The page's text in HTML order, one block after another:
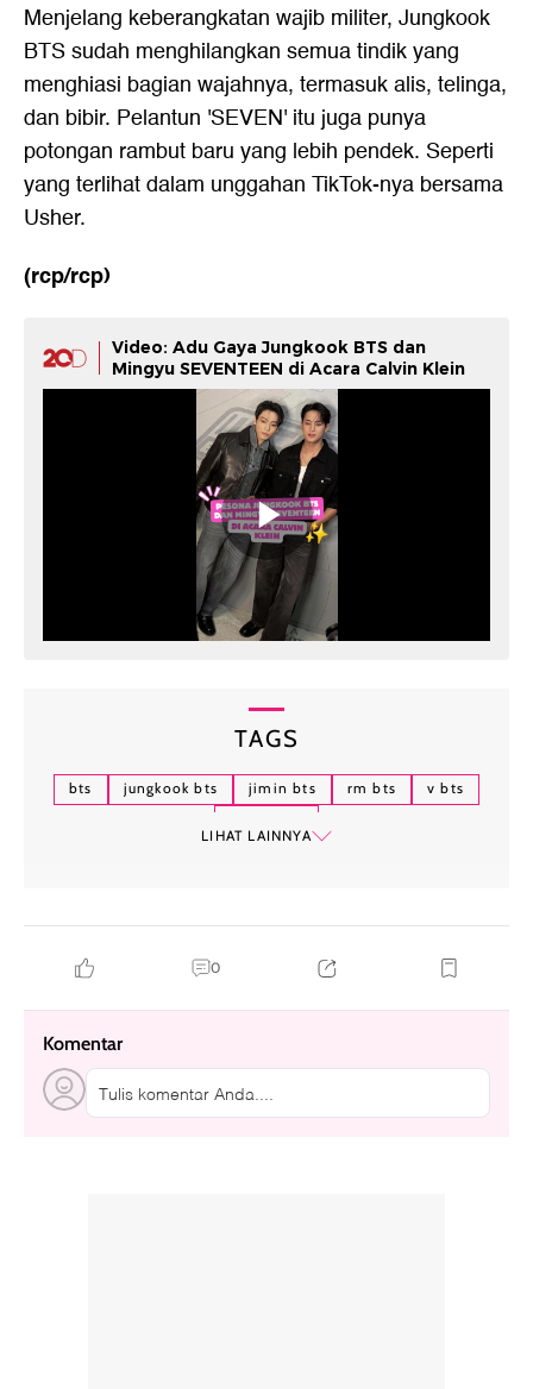
Menjelang keberangkatan wajib militer, Jungkook
BTS sudah menghilangkan semua tindik yang
menghiasi bagian wajahnya, termasuk alis, telinga,
dan bibir. Pelantun 'SEVEN' itu juga punya
potongan rambut baru yang lebih pendek. Seperti
yang terlihat dalam unggahan TikTok-nya bersama
Usher.
(rcp/rcp)
Video: Adu Gaya Jungkook BTS dan
Mingyu SEVENTEEN di Acara Calvin Klein
TAGS
bts jungkook bts jimin bts rm bts
v bts
LIHAT LAINNYA
0
Komentar
Tulis komentar Anda....